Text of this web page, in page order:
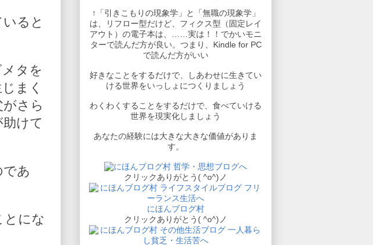
ると
タを
まく
さら
けて
あ
とにな
↑「引きこもりの現象学」と「無職の現象学」
は、リフロー型だけど、フィクス型（固定レイ
アウト）の電子本は、……実は！！でかいモニ
ターで読んだ方が良い。つまり、Kindle for PC
で読んだ方がいい
好きなことをするだけで、しあわせに生きてい
ける世界をいっしょにつくりましょう
わくわくすることをするだけで、食べていける
世界を現実化しましょう
あなたの経験には大きな大きな価値がありま
す。
クリックありがとう( ^o^)ノ
にほんブログ村
クリックありがとう( ^o^)ノ